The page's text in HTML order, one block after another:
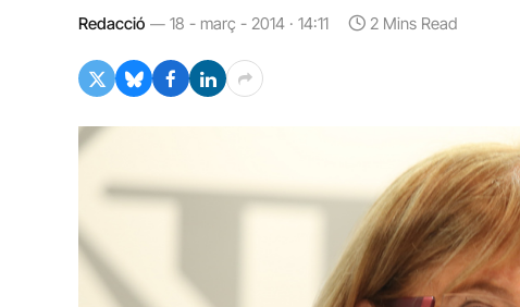
Redacció 18 - març - 2014 · 14:11 2 Mins Read